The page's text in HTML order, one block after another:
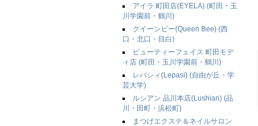
アイラ 町田店(EYELA) (町田・玉
川学園前・鶴川)
クイーンビー(Queen Bee) (西
口・北口・目白)
ビューティーフェイス 町田モデ
ィ店 (町田・玉川学園前・鶴川)
レパシィ(Lepasi) (自由が丘・学
芸大学)
ルシアン 品川本店(Lushian) (品
川・田町・浜松町)
まつげエクステ＆ネイルサロン